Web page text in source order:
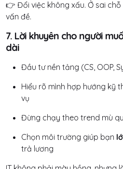
👉 Đổi việc không xấu. Ở sai
vấn đề.
7. Lời khuyên cho người
dài
Đầu tư nền tảng (CS, OOP,
Hiểu rõ mình hợp hướng kỹ
vụ
Đừng chạy theo trend mù
Chọn môi trường giúp bạn
trả lương